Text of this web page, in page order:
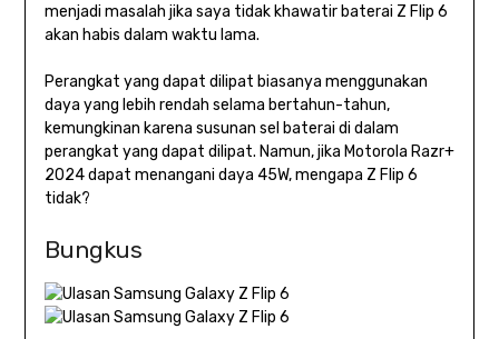
menjadi masalah jika saya tidak khawatir baterai Z Flip 6
akan habis dalam waktu lama.
Perangkat yang dapat dilipat biasanya menggunakan
daya yang lebih rendah selama bertahun-tahun,
kemungkinan karena susunan sel baterai di dalam
perangkat yang dapat dilipat. Namun, jika Motorola Razr+
2024 dapat menangani daya 45W, mengapa Z Flip 6
tidak?
Bungkus